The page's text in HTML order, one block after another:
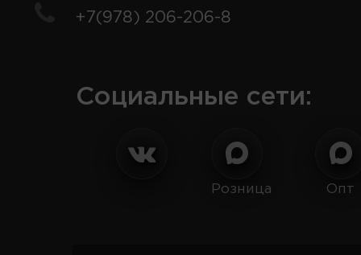
+7(978) 206-206-8
Социальные сети:
Розница Опт